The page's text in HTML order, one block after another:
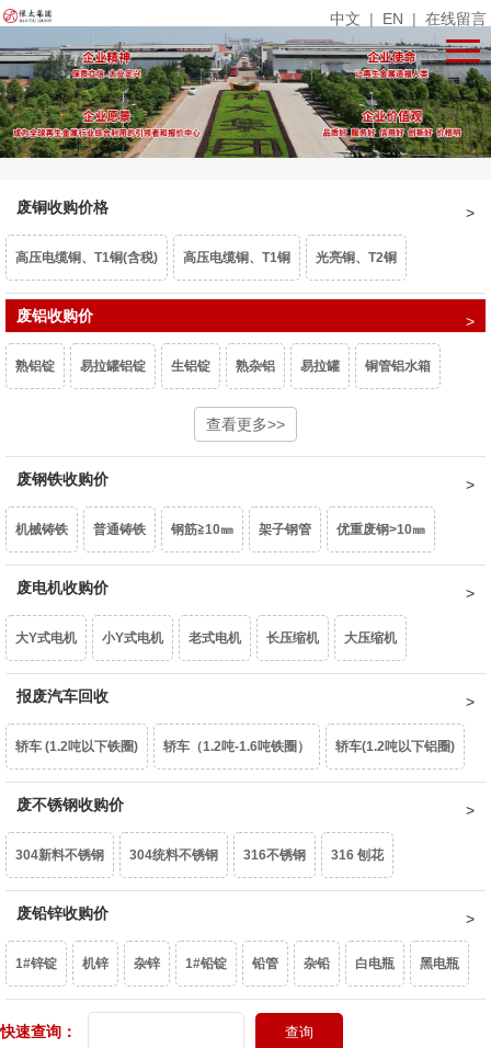
中文 | EN | 在线留言
废铜收购价格
高压电缆铜、T1铜(含税) 高压电缆铜、T1铜 光亮铜、T2铜
单线光亮铜
废紫杂铜、热水器（乘品位） 锡青铜95、663（乘品位） 机铜
黄铜沫
废铝收购价
熟铝锭 易拉罐铝锭 生铝锭 熟杂铝 易拉罐 铜管铝水箱
型材旧料 喷涂型材
6082白料 2系白料
型材铝屑 光亮铝线 铝线 钢芯铝绞线 拉丝铝线 铝水箱
干净铝模板
破碎浮选熟铝水价 破碎熟铝水价
破碎生铝水价
查看更多>>
废钢铁收购价
机械铸铁 普通铸铁 钢筋≧10㎜ 架子钢管 优重废钢>10㎜
重型废钢6-10㎜
油桶 镀锌铁片 干净彩钢瓦 轻薄料<0.8mm 钢丝绳
边角冲片 矽钢片
废电机收购价
大Y式电机 小Y式电机 老式电机 长压缩机 大压缩机
小压缩机 铝芯电机
家用铁壳水泵 家用铝壳水泵 鼓风机 家用电扇 家用台扇
SJ变压器 S9-50以下
废锡（63%） 机械镁
报废汽车回收
轿车 (1.2吨以下铁圈) 轿车（1.2吨-1.6吨铁圈） 轿车(1.2吨以下铝圈)
轿车（1.2吨-1.6吨铝圈）
面包车(铝圈) 皮卡车(铁圈) 皮卡车(铝圈) 柴油皮卡车（铁圈）
柴油皮卡车（铝圈）
货车(8吨以上)(集装箱、自卸车减50元/吨) 中巴、校巴 豪华大巴
新能源轿车（铝圈） 男士摩托车
废不锈钢收购价
304新料不锈钢 304统料不锈钢 316不锈钢 316 刨花
含镍20%不锈钢
废铅锌收购价
1#锌锭 机锌 杂锌 1#铅锭 铅管 杂铅 白电瓶 黑电瓶
头灯
快速查询：